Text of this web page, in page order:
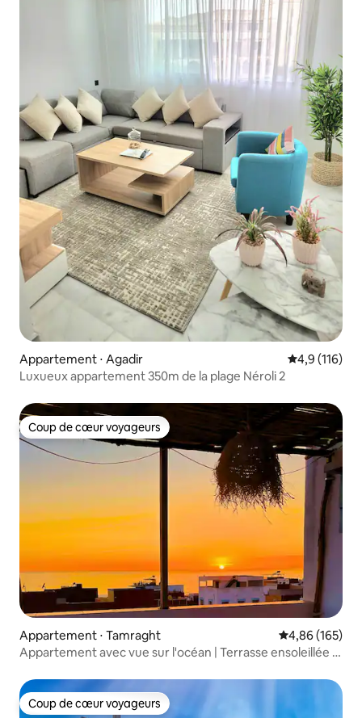
Appartement ⋅ Agadir Évaluation
4,9 (116)
Luxueux appartement 350m de la plage Néroli 2
Coup de cœur voyageurs
Coup de cœur voyageurs
Appartement ⋅ Tamraght Évaluation
4,86 (165)
Appartement avec vue sur l'océan | Terrasse ensoleillée à
Coup de cœur voyageurs
Coup de cœur voyageurs